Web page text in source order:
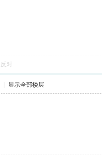
反对
显示全部楼层